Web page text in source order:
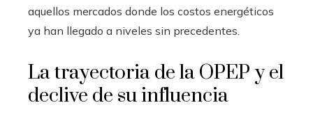
aquellos mercados donde los costos energéticos
ya han llegado a niveles sin precedentes.
La trayectoria de la OPEP y el
declive de su influencia